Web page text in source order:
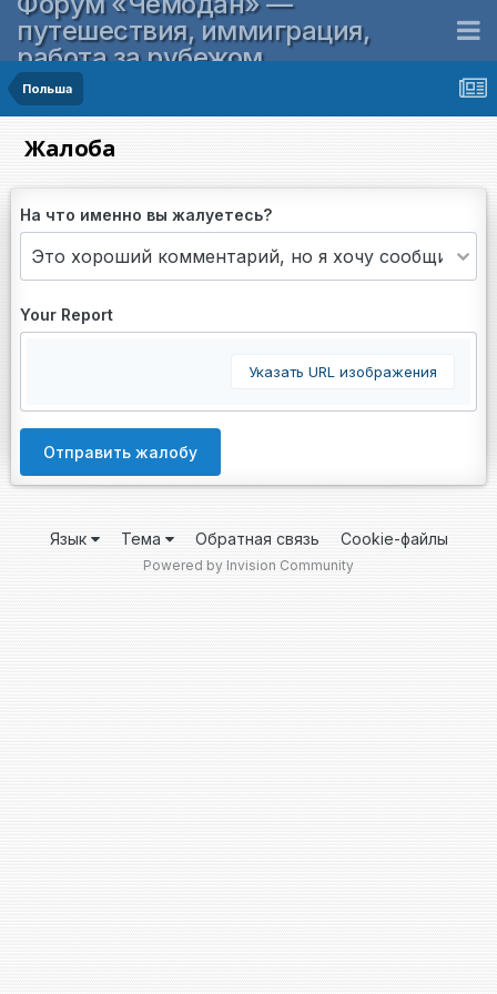
путешествия, иммиграция,
работа за рубежом
Польша
Жалоба
На что именно вы жалуетесь?
Your Report
Указать URL изображения
Отправить жалобу
Язык Тема Обратная связь Cookie-файлы
Powered by Invision Community